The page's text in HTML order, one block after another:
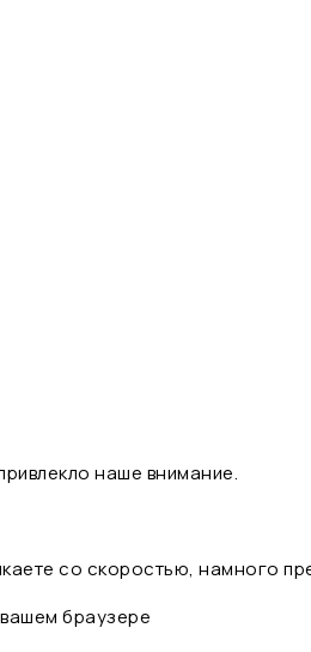
наше внимание.
со скоростью, намного
браузере